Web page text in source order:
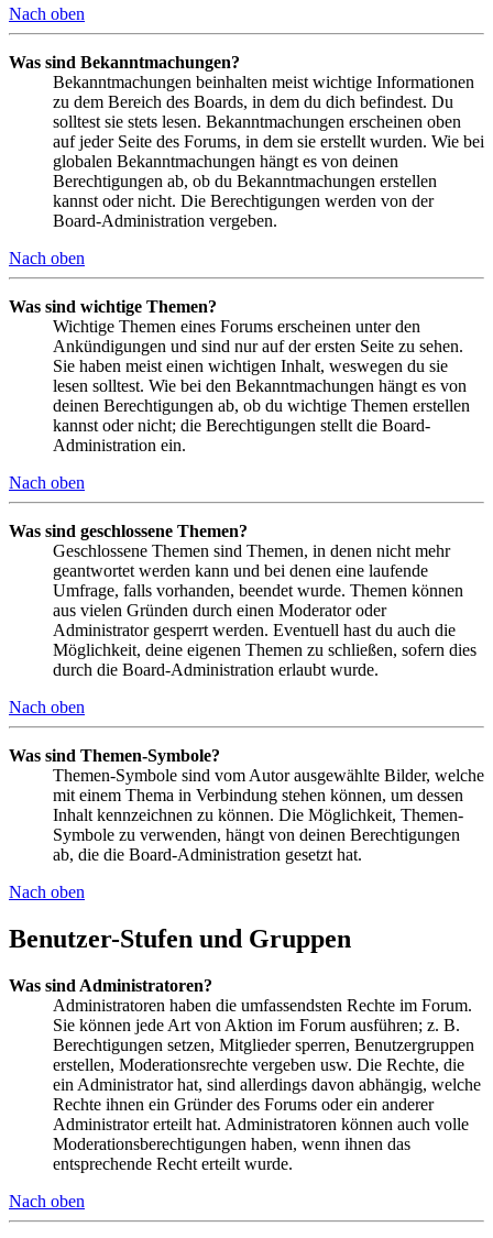
Nach oben
Was sind Bekanntmachungen?
Bekanntmachungen beinhalten meist wichtige Informationen
zu dem Bereich des Boards, in dem du dich befindest. Du
solltest sie stets lesen. Bekanntmachungen erscheinen oben
auf jeder Seite des Forums, in dem sie erstellt wurden. Wie bei
globalen Bekanntmachungen hängt es von deinen
Berechtigungen ab, ob du Bekanntmachungen erstellen
kannst oder nicht. Die Berechtigungen werden von der
Board-Administration vergeben.
Nach oben
Was sind wichtige Themen?
Wichtige Themen eines Forums erscheinen unter den
Ankündigungen und sind nur auf der ersten Seite zu sehen.
Sie haben meist einen wichtigen Inhalt, weswegen du sie
lesen solltest. Wie bei den Bekanntmachungen hängt es von
deinen Berechtigungen ab, ob du wichtige Themen erstellen
kannst oder nicht; die Berechtigungen stellt die Board-
Administration ein.
Nach oben
Was sind geschlossene Themen?
Geschlossene Themen sind Themen, in denen nicht mehr
geantwortet werden kann und bei denen eine laufende
Umfrage, falls vorhanden, beendet wurde. Themen können
aus vielen Gründen durch einen Moderator oder
Administrator gesperrt werden. Eventuell hast du auch die
Möglichkeit, deine eigenen Themen zu schließen, sofern dies
durch die Board-Administration erlaubt wurde.
Nach oben
Was sind Themen-Symbole?
Themen-Symbole sind vom Autor ausgewählte Bilder, welche
mit einem Thema in Verbindung stehen können, um dessen
Inhalt kennzeichnen zu können. Die Möglichkeit, Themen-
Symbole zu verwenden, hängt von deinen Berechtigungen
ab, die die Board-Administration gesetzt hat.
Nach oben
Benutzer-Stufen und Gruppen
Was sind Administratoren?
Administratoren haben die umfassendsten Rechte im Forum.
Sie können jede Art von Aktion im Forum ausführen; z. B.
Berechtigungen setzen, Mitglieder sperren, Benutzergruppen
erstellen, Moderationsrechte vergeben usw. Die Rechte, die
ein Administrator hat, sind allerdings davon abhängig, welche
Rechte ihnen ein Gründer des Forums oder ein anderer
Administrator erteilt hat. Administratoren können auch volle
Moderationsberechtigungen haben, wenn ihnen das
entsprechende Recht erteilt wurde.
Nach oben